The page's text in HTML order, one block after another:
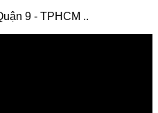
9 - TPHCM ..